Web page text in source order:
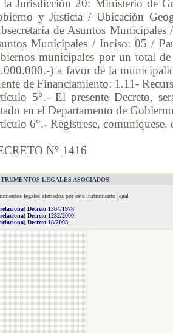
la Jurisdicción 20: Ministerio de
y Justicia / Ubicación
de Asuntos
Municipales / Inciso: 05 /
municipales por un total
) a favor de la
de Financiamiento: 1.11-
5°.- El presente Decreto,
en el Departamento de
6°.- Regístrese,
N° 1416
LEGALES ASOCIADOS
legales afectados por este instrumento legal
Decreto 1304/1978
Decreto 1232/2000
Decreto 18/2003